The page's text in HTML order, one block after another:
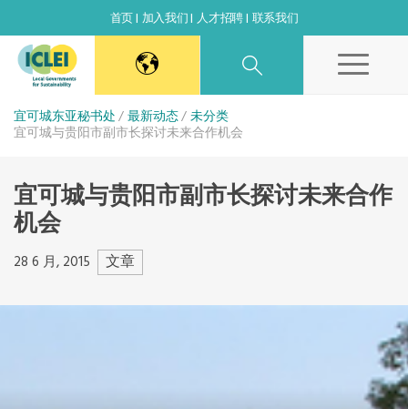
首页 加入我们 人才招聘 联系我们
东亚秘书处
日本办公室
北京代表处
宜可城东亚秘书处 最新动态 未分类
宜可城与贵阳市副市长探讨未来合作机会
宜可城与贵阳市副市长探讨未来合作
机会
28 6 月, 2015 文章